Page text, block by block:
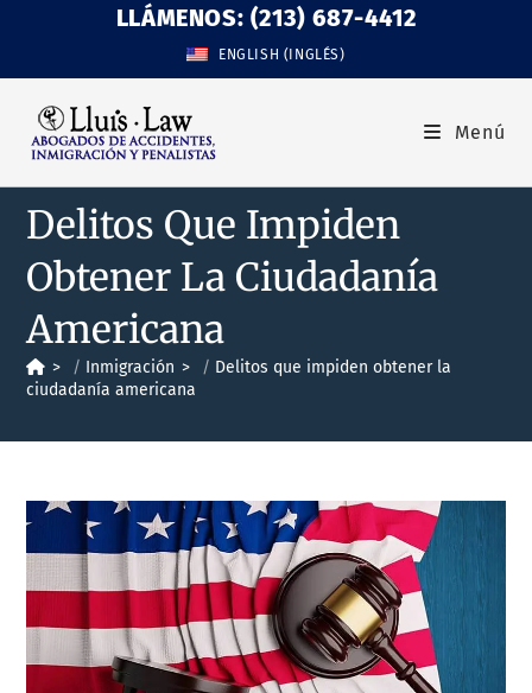
LLÁMENOS: (213) 687-4412
ENGLISH (INGLÉS)
Menú
Delitos Que Impiden
Obtener La Ciudadanía
Americana
> Inmigración >
Delitos que impiden obtener la
ciudadanía americana